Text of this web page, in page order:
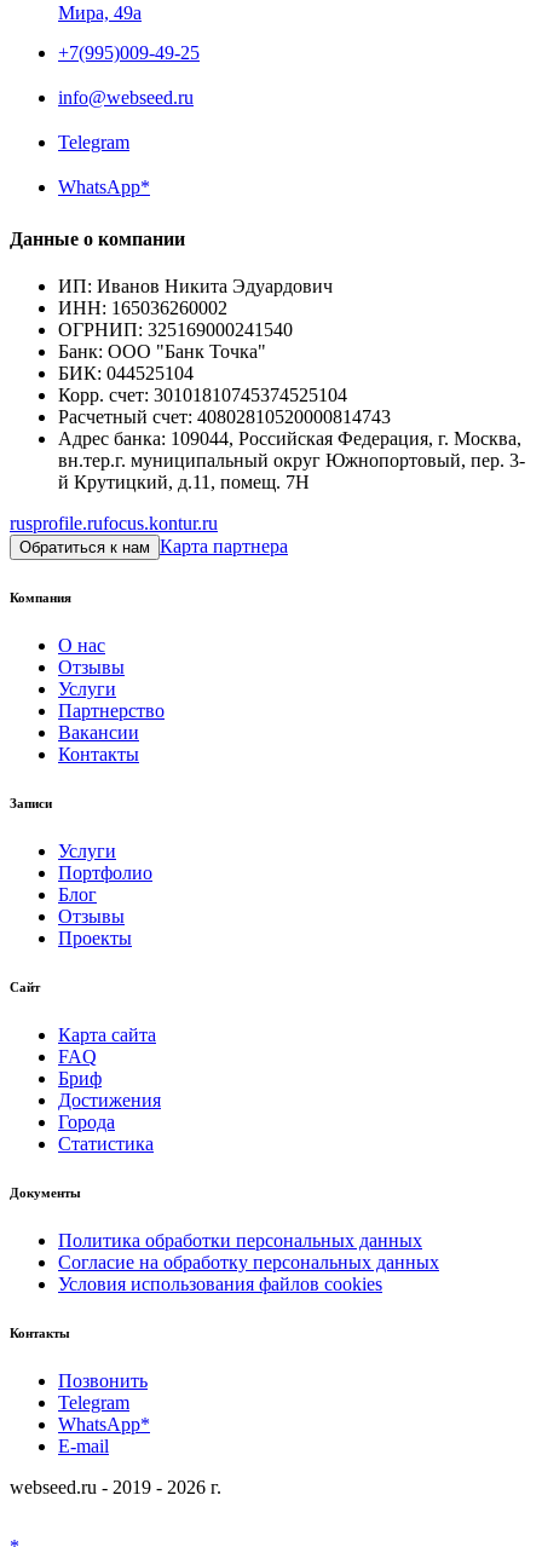
Мира, 49a
+7(995)009-49-25
info@webseed.ru
Telegram
WhatsApp*
Данные о компании
ИП: Иванов Никита Эдуардович
ИНН: 165036260002
ОГРНИП: 325169000241540
Банк: ООО "Банк Точка"
БИК: 044525104
Корр. счет: 30101810745374525104
Расчетный счет: 40802810520000814743
Адрес банка: 109044, Российская Федерация, г. Москва,
вн.тер.г. муниципальный округ Южнопортовый, пер. 3-
й Крутицкий, д.11, помещ. 7Н
rusprofile.rufocus.kontur.ru
Обратиться к нам Карта партнера
Компания
О нас
Отзывы
Услуги
Партнерство
Вакансии
Контакты
Записи
Услуги
Портфолио
Блог
Отзывы
Проекты
Сайт
Карта сайта
FAQ
Бриф
Достижения
Города
Статистика
Документы
Политика обработки персональных данных
Согласие на обработку персональных данных
Условия использования файлов cookies
Контакты
Позвонить
Telegram
WhatsApp*
E-mail
webseed.ru - 2019 - 2026 г.